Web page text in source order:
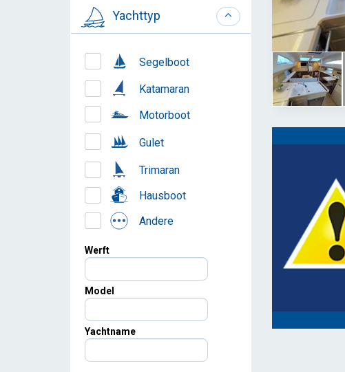
Yachttyp
Segelboot
Katamaran
Motorboot
Gulet
Trimaran
Hausboot
Andere
Werft
Model
Yachtname